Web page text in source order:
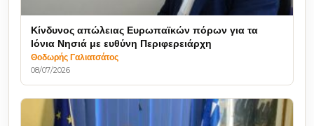
Κίνδυνος απώλειας Ευρωπαϊκών πόρων για τα
Ιόνια Νησιά με ευθύνη Περιφερειάρχη
Θοδωρής Γαλιατσάτος
08/07/2026